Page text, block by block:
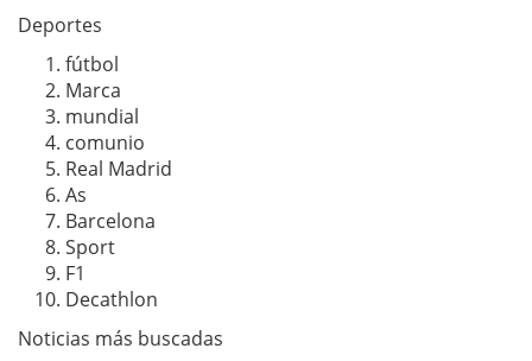
Deportes
fútbol
Marca
mundial
comunio
Real Madrid
As
Barcelona
Sport
F1
Decathlon
Noticias más buscadas